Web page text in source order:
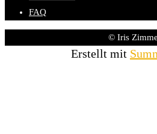
FAQ
© Iris
Erstellt mit